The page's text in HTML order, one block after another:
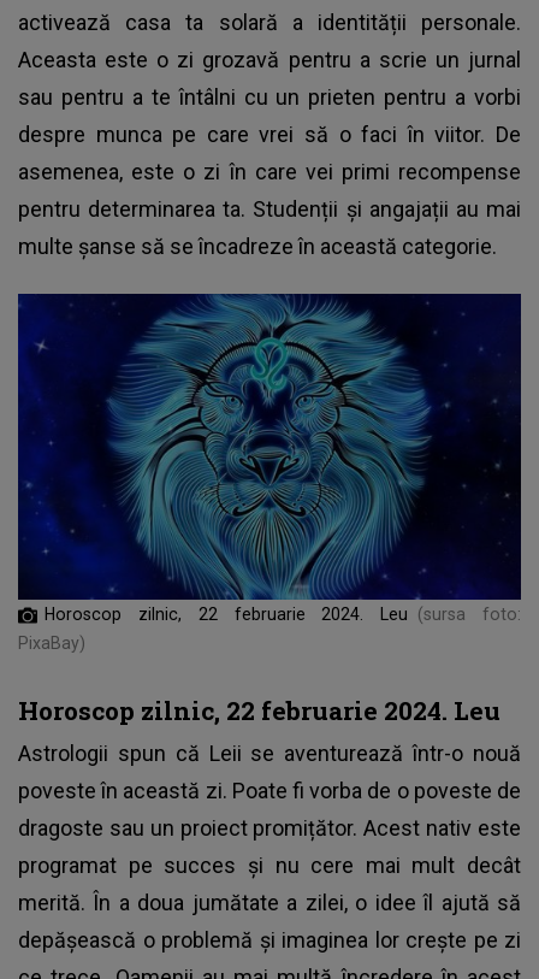
activează casa ta solară a identității personale.
Aceasta este o zi grozavă pentru a scrie un jurnal
sau pentru a te întâlni cu un prieten pentru a vorbi
despre munca pe care vrei să o faci în viitor. De
asemenea, este o zi în care vei primi recompense
pentru determinarea ta. Studenții și angajații au mai
multe șanse să se încadreze în această categorie.
Horoscop zilnic, 22 februarie 2024. Leu
(sursa foto:
PixaBay)
Horoscop zilnic, 22 februarie 2024. Leu
Astrologii spun că Leii se aventurează într-o nouă
poveste în această zi. Poate fi vorba de o poveste de
dragoste sau un proiect promițător. Acest nativ este
programat pe succes și nu cere mai mult decât
merită. În a doua jumătate a zilei, o idee îl ajută să
depășească o problemă și imaginea lor crește pe zi